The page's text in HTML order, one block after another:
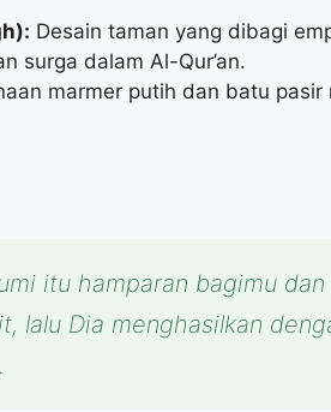
Desain taman yang dibagi
surga dalam Al-Qur’an.
marmer putih dan batu
itu hamparan bagimu
lalu Dia menghasilkan